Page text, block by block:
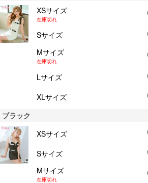
XSサイズ
在庫切れ
Sサイズ
Mサイズ
在庫切れ
Lサイズ
XLサイズ
ブラック
XSサイズ
Sサイズ
Mサイズ
在庫切れ